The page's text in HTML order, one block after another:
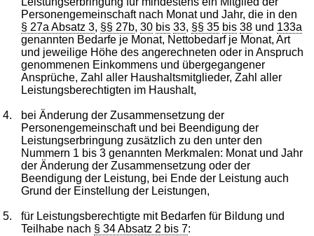
Personengemeinschaft nach Monat und Jahr, die in den
§ 27a Absatz 3, §§ 27b,30 bis 33, §§ 35 bis 38 und 133a
genannten Bedarfe je Monat, Nettobedarf je Monat, Art
und jeweilige Höhe des angerechneten oder in Anspruch
genommenen Einkommens und übergegangener
Ansprüche, Zahl aller Haushaltsmitglieder, Zahl aller
Leistungsberechtigten im Haushalt,
4.
bei Änderung der Zusammensetzung der
Personengemeinschaft und bei Beendigung der
Leistungserbringung zusätzlich zu den unter den
Nummern 1 bis 3 genannten Merkmalen: Monat und Jahr
der Änderung der Zusammensetzung oder der
Beendigung der Leistung, bei Ende der Leistung auch
Grund der Einstellung der Leistungen,
5.
für Leistungsberechtigte mit Bedarfen für Bildung und
Teilhabe nach § 34 Absatz 2 bis 7: